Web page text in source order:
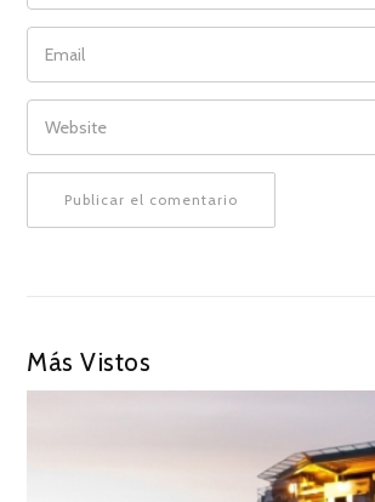
EMAIL
WEBSITE
Más Vistos